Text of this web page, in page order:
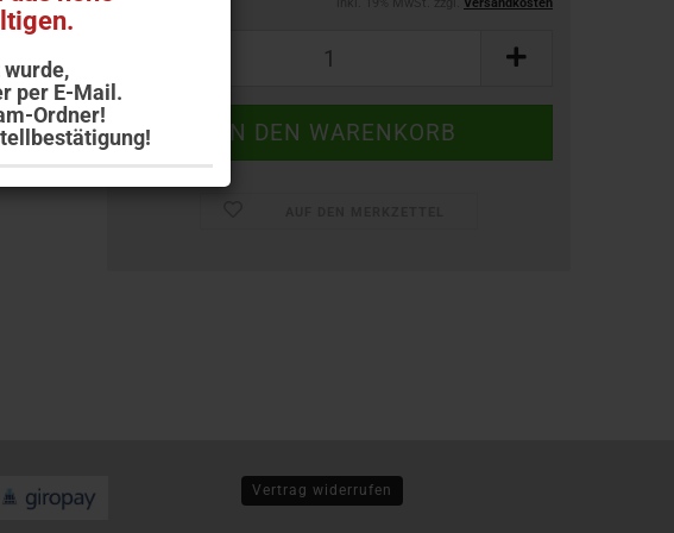
per E-Mail.
Ordner!
Vertrag widerrufen